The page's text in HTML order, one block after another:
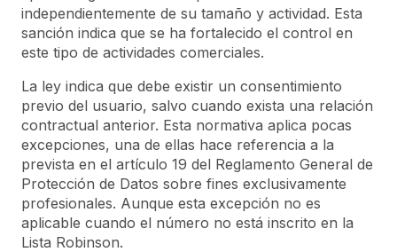
independientemente de su tamaño y actividad. Esta
sanción indica que se ha fortalecido el control en
este tipo de actividades comerciales.
La ley indica que debe existir un consentimiento
previo del usuario, salvo cuando exista una relación
contractual anterior. Esta normativa aplica pocas
excepciones, una de ellas hace referencia a la
prevista en el artículo 19 del Reglamento General de
Protección de Datos sobre fines exclusivamente
profesionales. Aunque esta excepción no es
aplicable cuando el número no está inscrito en la
Lista Robinson.